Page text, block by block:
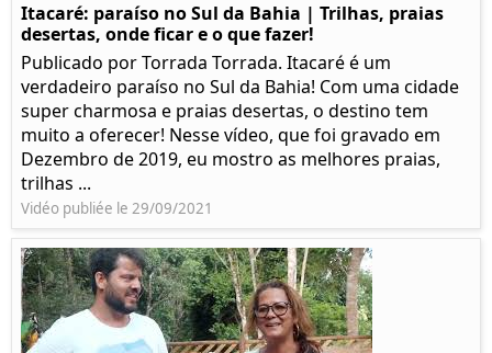
Itacaré: paraíso no Sul da Bahia | Trilhas, praias
desertas, onde ficar e o que fazer!
Publicado por Torrada Torrada. Itacaré é um
verdadeiro paraíso no Sul da Bahia! Com uma cidade
super charmosa e praias desertas, o destino tem
muito a oferecer! Nesse vídeo, que foi gravado em
Dezembro de 2019, eu mostro as melhores praias,
trilhas ...
Vidéo publiée le 29/09/2021